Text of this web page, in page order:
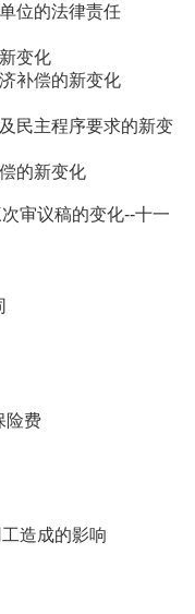
位的法律责任
变化
补偿的新变化
民主程序要求的新变
的新变化
审议稿的变化--十一
险费
造成的影响